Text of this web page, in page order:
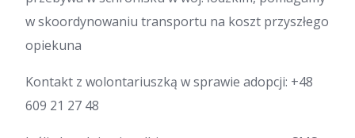
w skoordynowaniu transportu na koszt przyszłego
opiekuna
Kontakt z wolontariuszką w sprawie adopcji: +48
609 21 27 48